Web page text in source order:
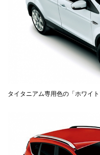
タイタニアム専用色の「ホワイト